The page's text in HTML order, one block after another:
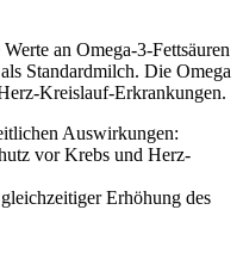
an Omega-3-Fettsäuren
Standardmilch. Die Omega
Kreislauf-Erkrankungen.
Auswirkungen:
vor Krebs und Herz-
Erhöhung des